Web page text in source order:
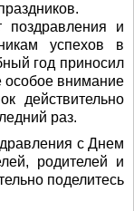
и
успехов в
год приносил
особое внимание
действительно
раз.
с Днем
родителей и
поделитесь